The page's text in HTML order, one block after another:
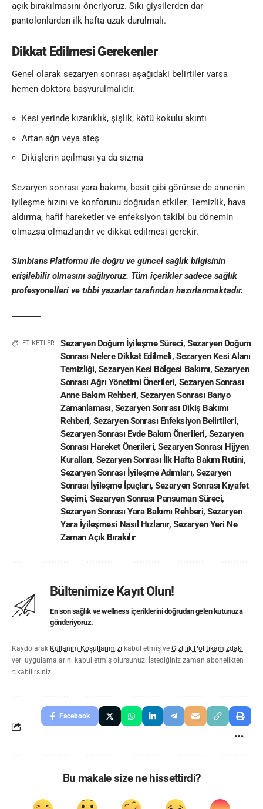
açık bırakılmasını öneriyoruz. Sıkı giysilerden dar
pantolonlardan ilk hafta uzak durulmalı.
Dikkat Edilmesi Gerekenler
Genel olarak sezaryen sonrası aşağıdaki belirtiler varsa
hemen doktora başvurulmalıdır.
Kesi yerinde kızarıklık, şişlik, kötü kokulu akıntı
Artan ağrı veya ateş
Dikişlerin açılması ya da sızma
Sezaryen sonrası yara bakımı, basit gibi görünse de annenin
iyileşme hızını ve konforunu doğrudan etkiler. Temizlik, hava
aldırma, hafif hareketler ve enfeksiyon takibi bu dönemin
olmazsa olmazlarıdır ve dikkat edilmesi gerekir.
Simbians Platformu ile doğru ve güncel sağlık bilgisinin
erişilebilir olmasını sağlıyoruz. Tüm içerikler sadece sağlık
profesyonelleri ve tıbbi yazarlar tarafından hazırlanmaktadır.
ETİKETLER Sezaryen Doğum İyileşme Süreci, Sezaryen Doğum
Sonrası Nelere Dikkat Edilmeli, Sezaryen Kesi Alanı
Temizliği, Sezaryen Kesi Bölgesi Bakımı, Sezaryen
Sonrası Ağrı Yönetimi Önerileri, Sezaryen Sonrası
Anne Bakım Rehberi, Sezaryen Sonrası Banyo
Zamanlaması, Sezaryen Sonrası Dikiş Bakımı
Rehberi, Sezaryen Sonrası Enfeksiyon Belirtileri,
Sezaryen Sonrası Evde Bakım Önerileri, Sezaryen
Sonrası Hareket Önerileri,Sezaryen Sonrası Hijyen
Kuralları, Sezaryen Sonrası İlk Hafta Bakım Rutini,
Sezaryen Sonrası İyileşme Adımları,Sezaryen
Sonrası İyileşme İpuçları,Sezaryen Sonrası Kıyafet
Seçimi,Sezaryen Sonrası Pansuman Süreci,
Sezaryen Sonrası Yara Bakımı Rehberi,Sezaryen
Yara İyileşmesi Nasıl Hızlanır, Sezaryen Yeri Ne
Zaman Açık Bırakılır
Bültenimize Kayıt Olun!
En son sağlık ve wellness içeriklerini doğrudan gelen kutunuza
gönderiyoruz.
Kaydolarak Kullanım Koşullarımızı kabul etmiş ve Gizlilik Politikamızdaki
veri uygulamalarını kabul etmiş olursunuz. İstediğiniz zaman abonelikten
çıkabilirsiniz.
Facebook
Bu makale size ne hissettirdi?